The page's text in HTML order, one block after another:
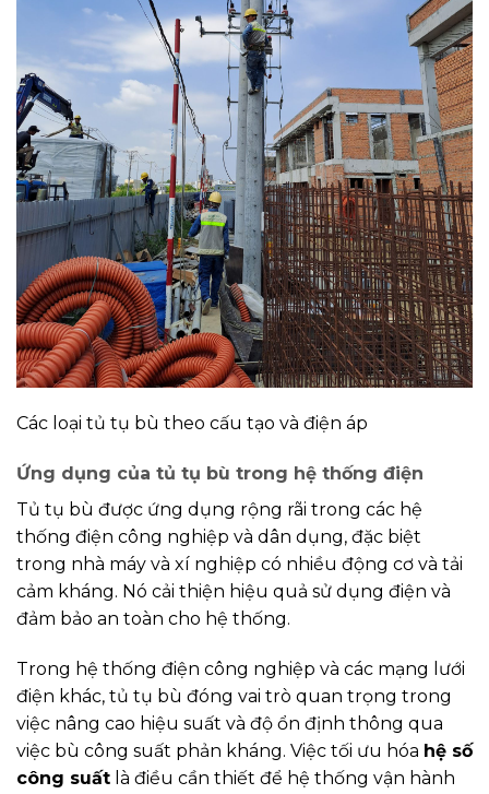
Các loại tủ tụ bù theo cấu tạo và điện áp
Ứng dụng của tủ tụ bù trong hệ thống điện
Tủ tụ bù được ứng dụng rộng rãi trong các hệ
thống điện công nghiệp và dân dụng, đặc biệt
trong nhà máy và xí nghiệp có nhiều động cơ và tải
cảm kháng. Nó cải thiện hiệu quả sử dụng điện và
đảm bảo an toàn cho hệ thống.
Trong hệ thống điện công nghiệp và các mạng lưới
điện khác, tủ tụ bù đóng vai trò quan trọng trong
việc nâng cao hiệu suất và độ ổn định thông qua
việc bù công suất phản kháng. Việc tối ưu hóa hệ số
công suất là điều cần thiết để hệ thống vận hành